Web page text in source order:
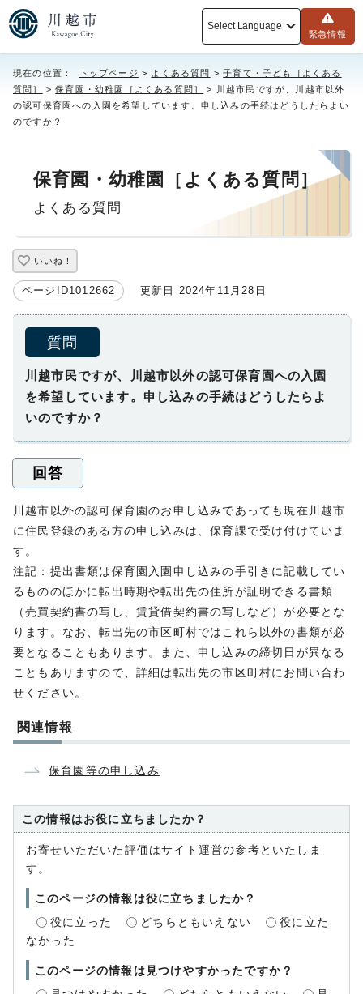
Select Language
緊急情報
現在の位置： トップページ > よくある質問 >子育て・子ども［よくある
質問］
>保育園・幼稚園［よくある質問］
> 川越市民ですが、川越市以外
の認可保育園への入園を希望しています。申し込みの手続はどうしたらよい
のですか？
保育園・幼稚園［よくある質問］
よくある質問
いいね！
ページID1012662 更新日 2024年11月28日
質問
川越市民ですが、川越市以外の認可保育園への入園
を希望しています。申し込みの手続はどうしたらよ
いのですか？
回答
川越市以外の認可保育園のお申し込みであっても現在川越市
に住民登録のある方の申し込みは、保育課で受け付けていま
す。
注記：提出書類は保育園入園申し込みの手引きに記載してい
るもののほかに転出時期や転出先の住所が証明できる書類
（売買契約書の写し、賃貸借契約書の写しなど）が必要とな
ります。なお、転出先の市区町村ではこれら以外の書類が必
要となることもあります。また、申し込みの締切日が異なる
こともありますので、詳細は転出先の市区町村にお問い合わ
せください。
関連情報
保育園等の申し込み
この情報はお役に立ちましたか？
お寄せいただいた評価はサイト運営の参考といたしま
す。
このページの情報は役に立ちましたか？
役に立った
どちらともいえない
役に立た
なかった
このページの情報は見つけやすかったですか？